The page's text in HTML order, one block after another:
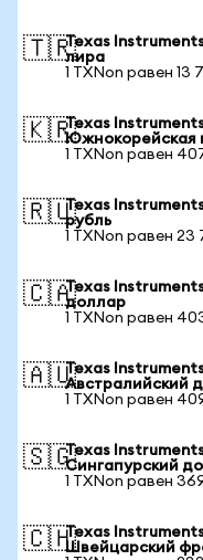
🇹🇷Texas
лира
1 TXNon равен 13
🇰🇷Texas
Южнокорейская
1 TXNon равен
🇷🇺Texas
рубль
1 TXNon равен 23
🇨🇦Texas
доллар
1 TXNon равен
🇦🇺Texas
Австралийский
1 TXNon равен
🇸🇬Texas
Сингапурский
1 TXNon равен
🇨🇭Texas
Швейцарский